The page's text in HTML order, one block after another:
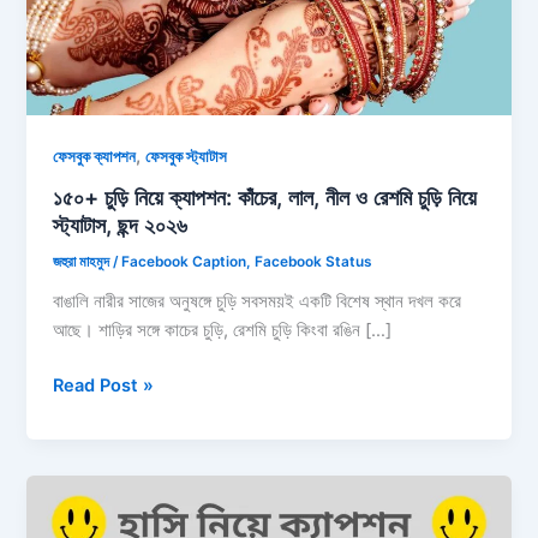
ফেসবুক ক্যাপশন,ফেসবুক স্ট্যাটাস
১৫০+ চুড়ি নিয়ে ক্যাপশন: কাঁচের, লাল, নীল ও রেশমি চুড়ি নিয়ে
স্ট্যাটাস, ছন্দ ২০২৬
জহুরা মাহমুদ/ Facebook Caption, Facebook Status
বাঙালি নারীর সাজের অনুষঙ্গে চুড়ি সবসময়ই একটি বিশেষ স্থান দখল করে
আছে। শাড়ির সঙ্গে কাচের চুড়ি, রেশমি চুড়ি কিংবা রঙিন […]
১৫০+
ক্যাপশন:
কাঁচের,
লাল,
Read Post »